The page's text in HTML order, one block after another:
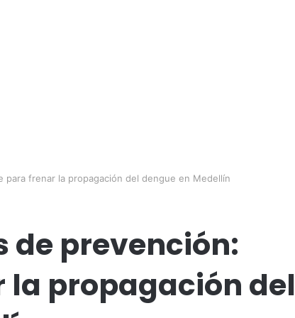
para frenar la propagación del dengue en Medellín
de prevención:
propagación del